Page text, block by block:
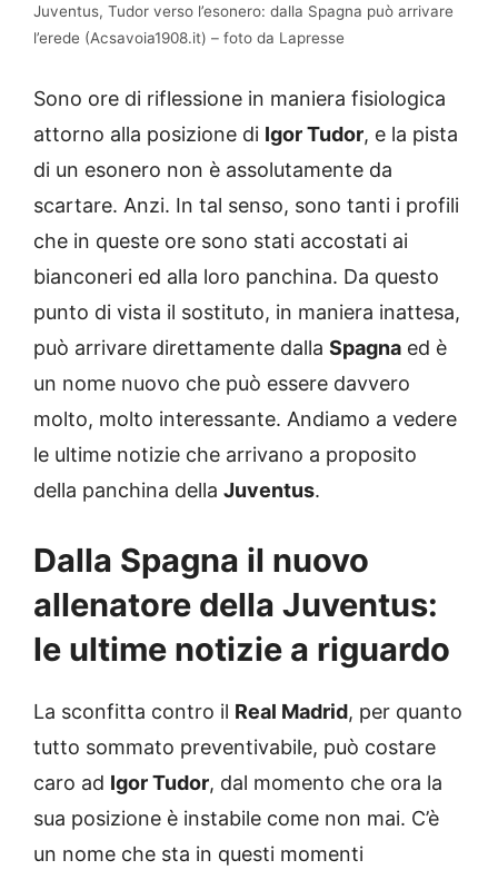
Juventus, Tudor verso l’esonero: dalla Spagna può arrivare
l’erede (Acsavoia1908.it) – foto da Lapresse
Sono ore di riflessione in maniera fisiologica
attorno alla posizione di Igor Tudor, e la pista
di un esonero non è assolutamente da
scartare. Anzi. In tal senso, sono tanti i profili
che in queste ore sono stati accostati ai
bianconeri ed alla loro panchina. Da questo
punto di vista il sostituto, in maniera inattesa,
può arrivare direttamente dalla Spagna ed è
un nome nuovo che può essere davvero
molto, molto interessante. Andiamo a vedere
le ultime notizie che arrivano a proposito
della panchina della Juventus.
Dalla Spagna il nuovo
allenatore della Juventus:
le ultime notizie a riguardo
La sconfitta contro il Real Madrid, per quanto
tutto sommato preventivabile, può costare
caro ad Igor Tudor, dal momento che ora la
sua posizione è instabile come non mai. C’è
un nome che sta in questi momenti